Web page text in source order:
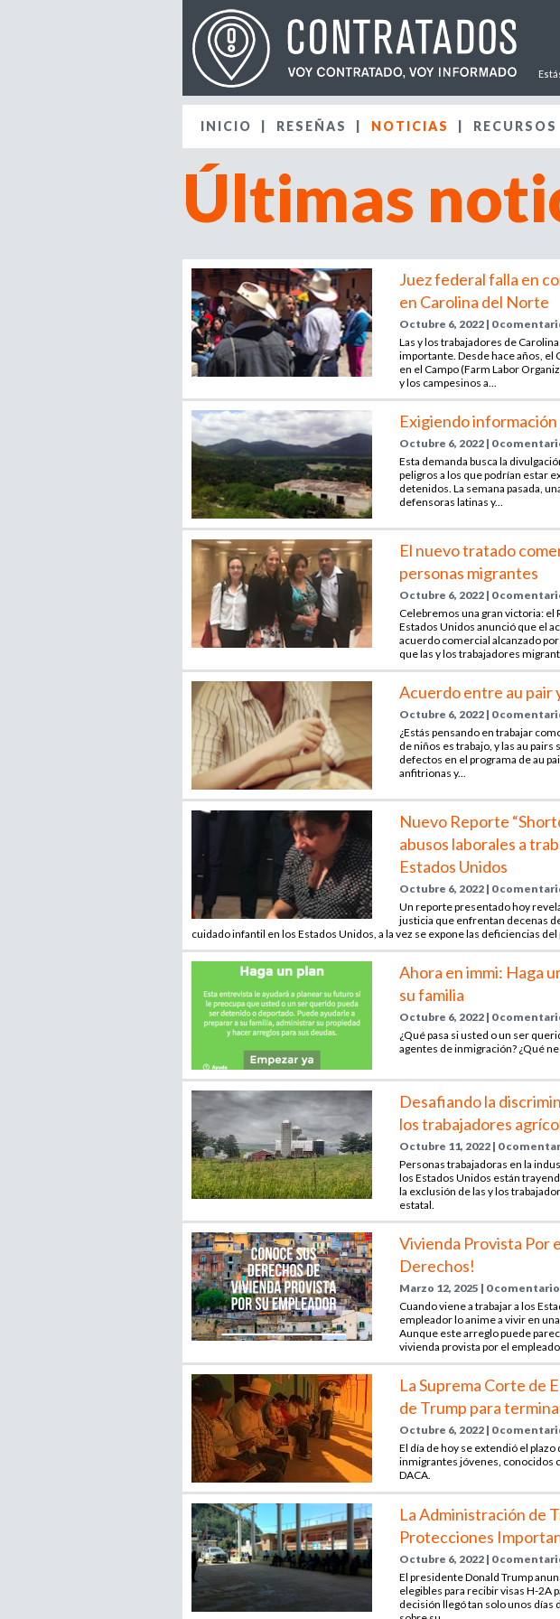
F
o
r
m
l
a
r
i
o
d
e
b
u
s
q
u
e
d
a
Últimas
Juez federal falla en
en Carolina del Norte
Octubre 6, 2022 | 0
Las y los trabajadores de
importante. Desde hace años, el
en el Campo (Farm Labor
y los campesinos a...
Exigiendo
Octubre 6, 2022 | 0
Esta demanda busca la
peligros a los que podrían estar
detenidos. La semana pasada,
defensoras latinas y...
El nuevo tratado
personas migrantes
Octubre 6, 2022 | 0
Celebremos una gran victoria: el
Estados Unidos anunció que el
acuerdo comercial alcanzado
que las y los trabajadores
Acuerdo entre au pair
Octubre 6, 2022 | 0
¿Estás pensando en trabajar
de niños es trabajo, y las au
defectos en el programa de au
anfitrionas y...
Nuevo Reporte
abusos laborales a
Estados Unidos
Octubre 6, 2022 | 0
Un reporte presentado hoy
justicia que enfrentan decenas
cuidado infantil en los Estados Unidos, a la vez se expone las deficiencias
Ahora en immi: Haga
su familia
Octubre 6, 2022 | 0
¿Qué pasa si usted o un ser
agentes de inmigración? ¿Qué
Desafiando la
los trabajadores
Octubre 11, 2022 | 0
Personas trabajadoras en la
los Estados Unidos están
la exclusión de las y los
estatal.
Vivienda Provista Por
Derechos!
Marzo 12, 2025 | 0
Cuando viene a trabajar a los
empleador lo anime a vivir en
Aunque este arreglo puede
vivienda provista por el
La Suprema Corte de
de Trump para
Octubre 6, 2022 | 0
El día de hoy se extendió el
inmigrantes jóvenes, conocidos
DACA.
La Administración de
Protecciones
Octubre 6, 2022 | 0
El presidente Donald Trump
elegibles para recibir visas H-2A
decisión llegó tan solo unos
INICIO RESEÑAS NOTICIAS RECURSOS